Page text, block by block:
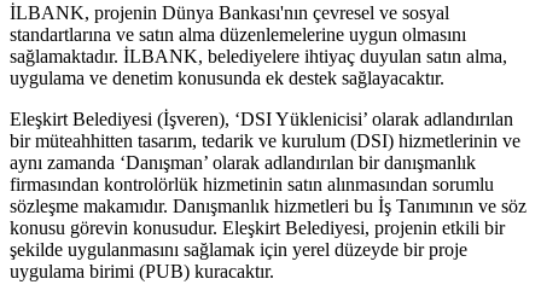
İLBANK, projenin Dünya Bankası'nın çevresel ve sosyal
standartlarına ve satın alma düzenlemelerine uygun olmasını
sağlamaktadır. İLBANK, belediyelere ihtiyaç duyulan satın alma,
uygulama ve denetim konusunda ek destek sağlayacaktır.
Eleşkirt Belediyesi (İşveren), ‘DSI Yüklenicisi’ olarak adlandırılan
bir müteahhitten tasarım, tedarik ve kurulum (DSI) hizmetlerinin ve
aynı zamanda ‘Danışman’ olarak adlandırılan bir danışmanlık
firmasından kontrolörlük hizmetinin satın alınmasından sorumlu
sözleşme makamıdır. Danışmanlık hizmetleri bu İş Tanımının ve söz
konusu görevin konusudur. Eleşkirt Belediyesi, projenin etkili bir
şekilde uygulanmasını sağlamak için yerel düzeyde bir proje
uygulama birimi (PUB) kuracaktır.